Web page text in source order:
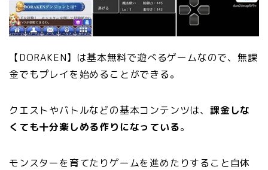
【DORAKEN】は基本無料で遊べるゲームなので、無課
金でもプレイを始めることができる。
クエストやバトルなどの基本コンテンツは、 課金しな
くても十分楽しめる作りになっている。
モンスターを育てたりゲームを進めたりすること自体